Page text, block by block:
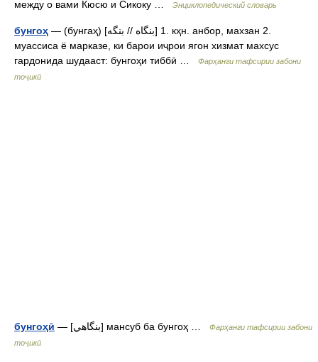
между о вами Кюсю и Сикоку …
Энциклопедический словарь
бунгоҳ — (бунгаҳ) [بنگاه // بنگه] 1. кҳн. анбор, махзан 2.
муассиса ё марказе, ки барои иҷрои ягон хизмат махсус
гардонида шудааст: бунгоҳи тиббӣ …
Фарҳанги тафсирии забони
тоҷикӣ
бунгоҳӣ — [بنگاهي] мансуб ба бунгоҳ …
Фарҳанги тафсирии забони
тоҷикӣ